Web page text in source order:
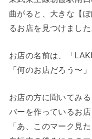
曲がると、大きな【
るお店を見つけました
お店の名前は、「
「何のお店だろう〜
お店の方に聞いてみ
バーを作っているお店
「あ、このマーク見